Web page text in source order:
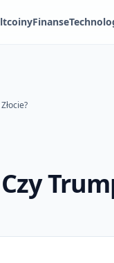
Finanse